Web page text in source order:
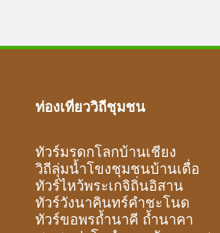
ท่องเที่ยววิถีชุมชน
ทัวร์มรดกโลกบ้านเชียง
วิถีลุ่มน้ำโขงชุมชนบ้านเดื่อ
ทัวร์ไหว้พระเกจิถิ่นอิสาน
ทัวร์วังนาคินทร์คำชะโนด
ทัวร์ขอพรถ้ำนาคี ถ้ำนาคา